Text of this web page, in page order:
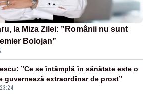
la Miza Zilei: ”Românii nu sunt
Bolojan”
”Ce se întâmplă în sănătate este o
guvernează extraordinar de prost”